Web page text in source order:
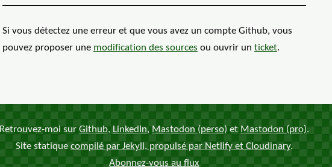
Si vous détectez une erreur et que vous avez un compte Github, vous
pouvez proposer une modification des sources ou ouvrir un ticket.
Retrouvez-moi sur Github, LinkedIn, Mastodon (perso) et Mastodon (pro).
Site statique compilé par Jekyll, propulsé par Netlify et Cloudinary.
Abonnez-vous au flux